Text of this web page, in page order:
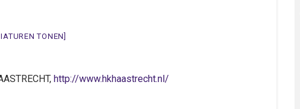
TONEN]
http://www.hkhaastrecht.nl/